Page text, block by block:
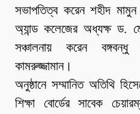
সভাপতিত্ব করেন শহীদ
অ্যান্ড কলেজের অধ্যক্ষ ড.
সঞ্চালনায় করেন
কামরুজ্জামান।
অনুষ্ঠানে সম্মানিত অতিথি
শিক্ষা বোর্ডের সাবেক